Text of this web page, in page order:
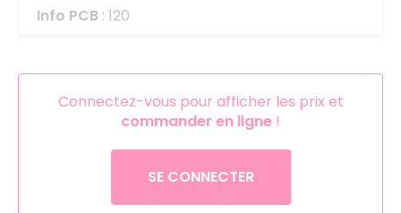
Info PCB : 120
Connectez-vous pour afficher les prix et
commander en ligne !
SE CONNECTER